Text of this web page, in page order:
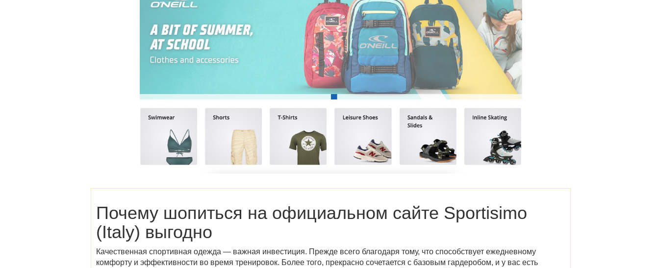
Почему шопиться на официальном сайте Sportisimo
(Italy) выгодно
Качественная спортивная одежда — важная инвестиция. Прежде всего благодаря тому, что способствует ежедневному
комфорту и эффективности во время тренировок. Более того, прекрасно сочетается с базовым гардеробом, и у вас есть